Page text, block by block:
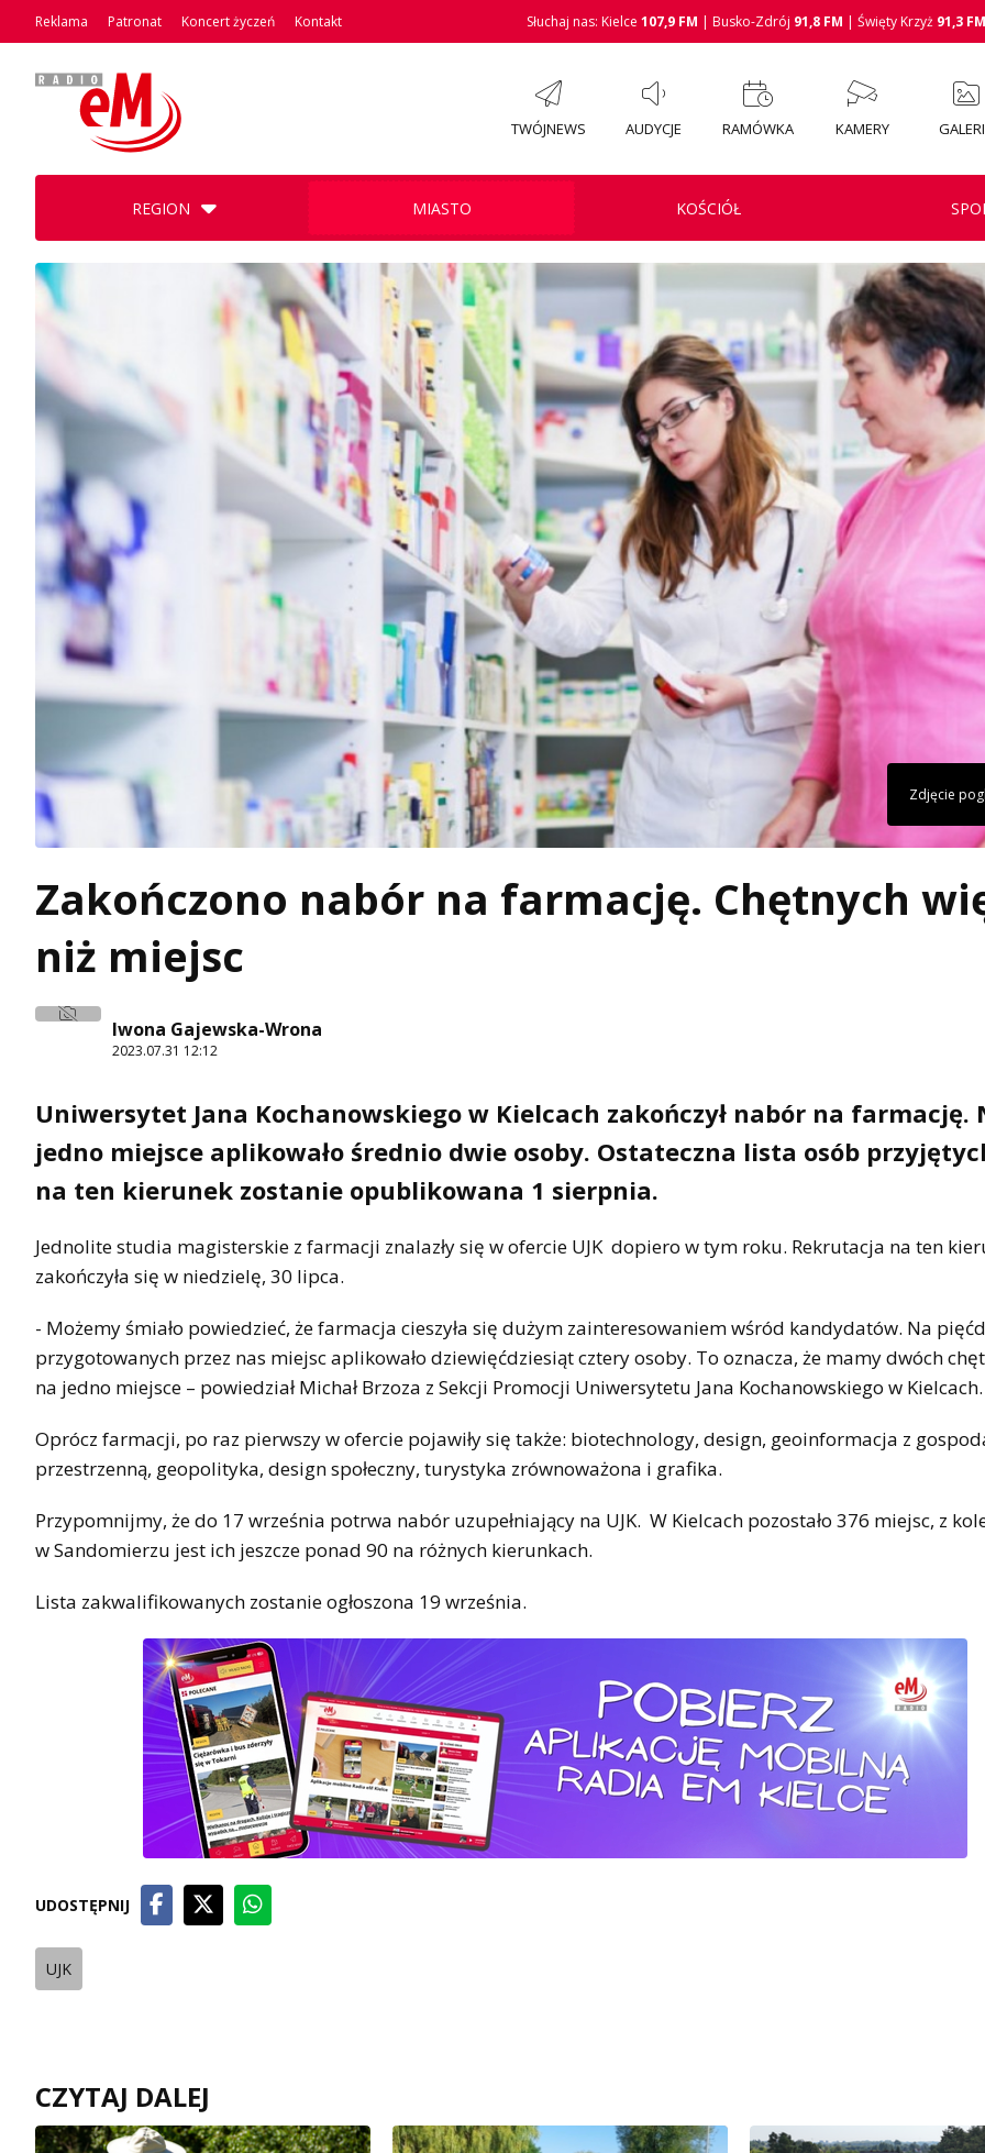
Reklama Patronat Koncert życzeń Kontakt Słuchaj nas: Kielce 107,9 FM | Busko-Zdrój 91,8 FM | Święty Krzyż 91,3 FM
TWÓJNEWS AUDYCJE RAMÓWKA KAMERY
REGION MIASTO KOŚCIÓŁ
Zdjęcie
Zakończono nabór na farmację. Chętnych
niż miejsc
Iwona Gajewska-Wrona
2023.07.31 12:12
Uniwersytet Jana Kochanowskiego w Kielcach zakończył nabór na farmację.
jedno miejsce aplikowało średnio dwie osoby. Ostateczna lista osób
na ten kierunek zostanie opublikowana 1 sierpnia.
Jednolite studia magisterskie z farmacji znalazły się w ofercie UJK dopiero w tym roku. Rekrutacja na ten
zakończyła się w niedzielę, 30 lipca.
- Możemy śmiało powiedzieć, że farmacja cieszyła się dużym zainteresowaniem wśród kandydatów. Na
przygotowanych przez nas miejsc aplikowało dziewięćdziesiąt cztery osoby. To oznacza, że mamy dwóch
na jedno miejsce – powiedział Michał Brzoza z Sekcji Promocji Uniwersytetu Jana Kochanowskiego w Kielcach.
Oprócz farmacji, po raz pierwszy w ofercie pojawiły się także: biotechnology, design, geoinformacja z
przestrzenną, geopolityka, design społeczny, turystyka zrównoważona i grafika.
Przypomnijmy, że do 17 września potrwa nabór uzupełniający na UJK. W Kielcach pozostało 376 miejsc, z
w Sandomierzu jest ich jeszcze ponad 90 na różnych kierunkach.
Lista zakwalifikowanych zostanie ogłoszona 19 września.
UDOSTĘPNIJ
UJK
CZYTAJ DALEJ